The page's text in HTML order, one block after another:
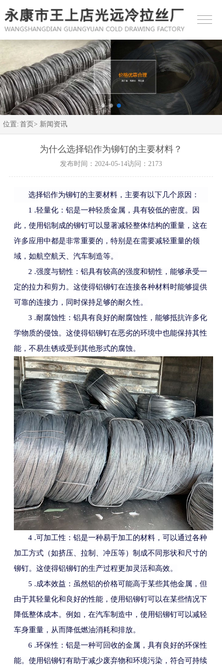
位置: 首页> 新闻资讯
为什么选择铝作为铆钉的主要材料？
发布时间：2024-05-14访问：2173
选择铝作为铆钉的主要材料，主要有以下几个原因：
1 .轻量化：铝是一种轻质金属，具有较低的密度。因
此，使用铝制成的铆钉可以显著减轻整体结构的重量，这在
许多应用中都是非常重要的，特别是在需要减轻重量的领
域，如航空航天、汽车制造等。
2 .强度与韧性：铝具有较高的强度和韧性，能够承受一
定的拉力和剪力。这使得铝铆钉在连接各种材料时能够提供
可靠的连接力，同时保持足够的耐久性。
3 .耐腐蚀性：铝具有良好的耐腐蚀性，能够抵抗许多化
学物质的侵蚀。这使得铝铆钉在恶劣的环境中也能保持其性
能，不易生锈或受到其他形式的腐蚀。
4 .可加工性：铝是一种易于加工的材料，可以通过各种
加工方式（如挤压、拉制、冲压等）制成不同形状和尺寸的
铆钉。这使得铝铆钉的生产过程更加灵活和高效。
5 .成本效益：虽然铝的价格可能高于某些其他金属，但
由于其轻量化和良好的性能，使用铝铆钉可以在某些情况下
降低整体成本。例如，在汽车制造中，使用铝铆钉可以减轻
车身重量，从而降低燃油消耗和排放。
6 .环保性：铝是一种可回收的金属，具有良好的环保性
能。使用铝铆钉有助于减少废弃物和环境污染，符合可持续